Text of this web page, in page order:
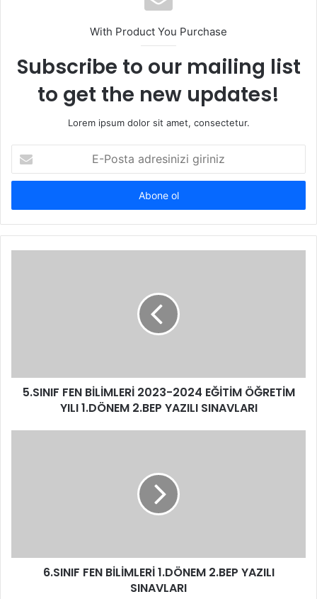
With Product You Purchase
Subscribe to our mailing list
to get the new updates!
Lorem ipsum dolor sit amet, consectetur.
Posta
adresinizi
5.SINIF FEN BİLİMLERİ 2023-2024 EĞİTİM ÖĞRETİM
YILI 1.DÖNEM 2.BEP YAZILI SINAVLARI
6.SINIF FEN BİLİMLERİ 1.DÖNEM 2.BEP YAZILI
SINAVLARI